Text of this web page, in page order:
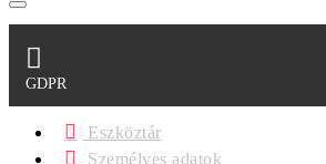
GDPR
Eszköztár
Személyes adatok